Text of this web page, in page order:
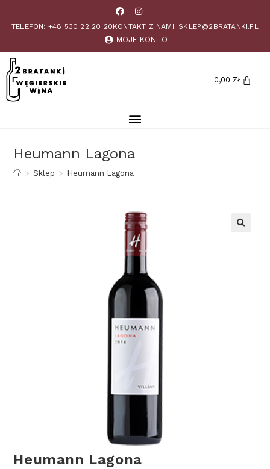
TELEFON: +48 530 22 20 20KONTAKT Z NAMI: SKLEP@2BRATANKI.PL
MOJE KONTO
0,00 ZŁ
Heumann Lagona
> Sklep > Heumann Lagona
Heumann Lagona